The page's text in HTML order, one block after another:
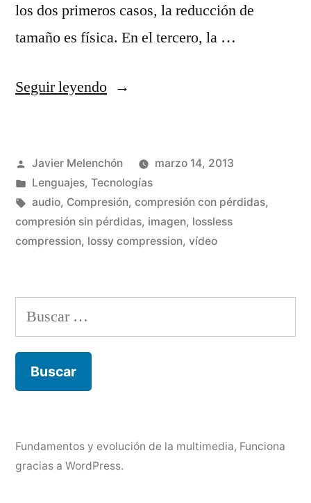
los dos primeros casos, la reducción de
tamaño es física. En el tercero, la …
Seguir leyendo«¿Qué
Publicado
por
Javier Melenchón
marzo 14, 2013
Publicado
en
Lenguajes, Tecnologías
Etiquetas:
audio, Compresión, compresión con pérdidas,
compresión sin pérdidas, imagen, lossless
compression, lossy compression, vídeo
Buscar:
Fundamentos y evolución de la multimedia, Funciona
gracias a WordPress.